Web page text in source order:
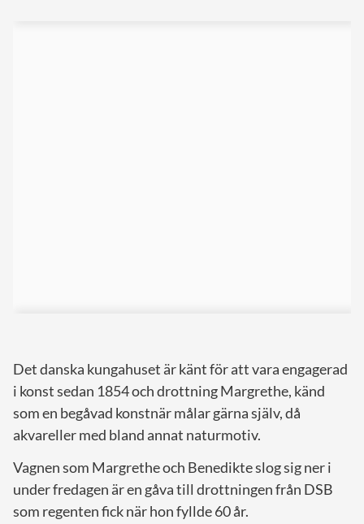
Det danska kungahuset är känt för att vara engagerad
i konst sedan 1854 och drottning Margrethe, känd
som en begåvad konstnär målar gärna själv, då
akvareller med bland annat naturmotiv.
Vagnen som Margrethe och Benedikte slog sig ner i
under fredagen är en gåva till drottningen från DSB
som regenten fick när hon fyllde 60 år.